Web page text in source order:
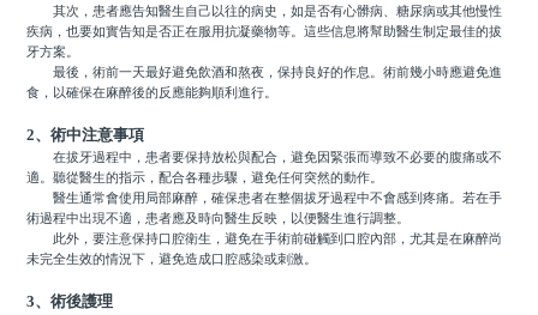
其次，患者應告知醫生自己以往的病史，如是否有心髒病、糖尿病或其他慢性
疾病，也要如實告知是否正在服用抗凝藥物等。這些信息將幫助醫生制定最佳的拔
牙方案。
最後，術前一天最好避免飲酒和熬夜，保持良好的作息。術前幾小時應避免進
食，以確保在麻醉後的反應能夠順利進行。
2、術中注意事項
在拔牙過程中，患者要保持放松與配合，避免因緊張而導致不必要的腹痛或不
適。聽從醫生的指示，配合各種步驟，避免任何突然的動作。
醫生通常會使用局部麻醉，確保患者在整個拔牙過程中不會感到疼痛。若在手
術過程中出現不適，患者應及時向醫生反映，以便醫生進行調整。
此外，要注意保持口腔衛生，避免在手術前碰觸到口腔內部，尤其是在麻醉尚
未完全生效的情況下，避免造成口腔感染或刺激。
3、術後護理